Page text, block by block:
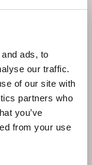
ads, to
our traffic.
of our site with
partners who
you’ve
from your use
de
Wohnen